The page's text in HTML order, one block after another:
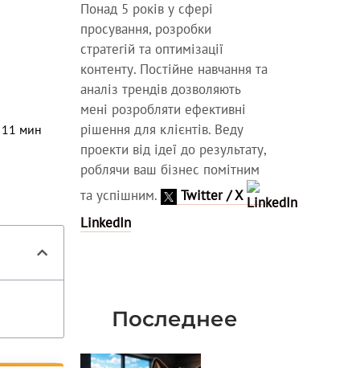
11 мин
Понад 5 років у сфері
просування, розробки
стратегій та оптимізації
контенту. Постійне навчання та
аналіз трендів дозволяють
мені розробляти ефективні
рішення для клієнтів. Веду
проекти від ідеї до результату,
роблячи ваш бізнес помітним
та успішним.
Twitter / X
LinkedIn
Последнее